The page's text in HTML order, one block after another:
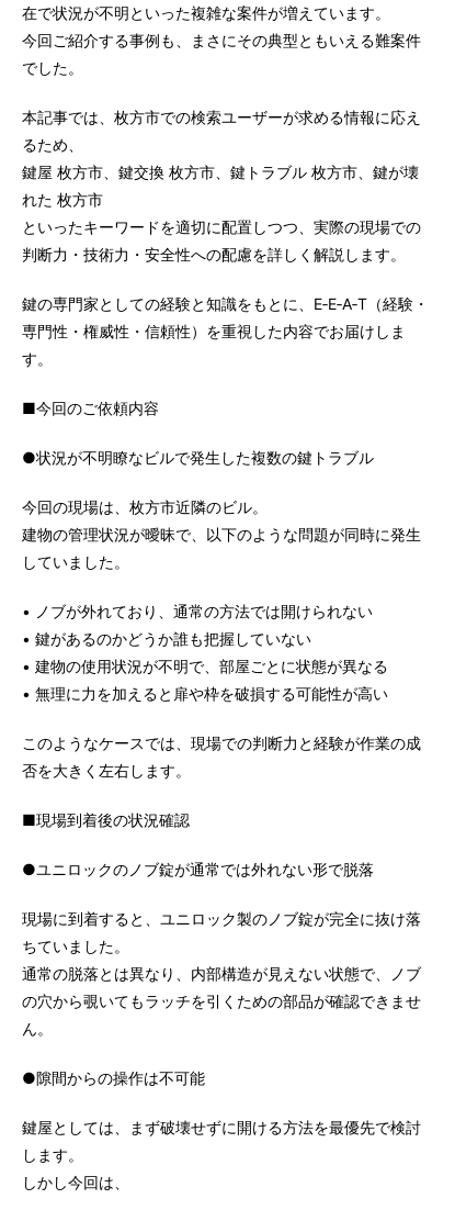
在で状況が不明といった複雑な案件が増えています。
今回ご紹介する事例も、まさにその典型ともいえる難案件
でした。
本記事では、枚方市での検索ユーザーが求める情報に応え
るため、
鍵屋 枚方市、鍵交換 枚方市、鍵トラブル 枚方市、鍵が壊
れた 枚方市
といったキーワードを適切に配置しつつ、実際の現場での
判断力・技術力・安全性への配慮を詳しく解説します。
鍵の専門家としての経験と知識をもとに、E‑E‑A‑T（経験・
専門性・権威性・信頼性）を重視した内容でお届けしま
す。
■今回のご依頼内容
●状況が不明瞭なビルで発生した複数の鍵トラブル
今回の現場は、枚方市近隣のビル。
建物の管理状況が曖昧で、以下のような問題が同時に発生
していました。
• ノブが外れており、通常の方法では開けられない
• 鍵があるのかどうか誰も把握していない
• 建物の使用状況が不明で、部屋ごとに状態が異なる
• 無理に力を加えると扉や枠を破損する可能性が高い
このようなケースでは、現場での判断力と経験が作業の成
否を大きく左右します。
■現場到着後の状況確認
●ユニロックのノブ錠が通常では外れない形で脱落
現場に到着すると、ユニロック製のノブ錠が完全に抜け落
ちていました。
通常の脱落とは異なり、内部構造が見えない状態で、ノブ
の穴から覗いてもラッチを引くための部品が確認できませ
ん。
●隙間からの操作は不可能
鍵屋としては、まず破壊せずに開ける方法を最優先で検討
します。
しかし今回は、